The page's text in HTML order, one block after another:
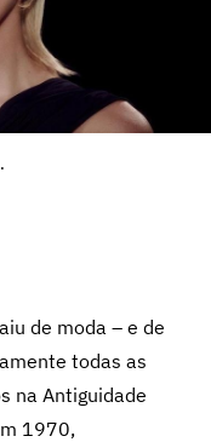
de moda – e de
todas as
na Antiguidade
1970,